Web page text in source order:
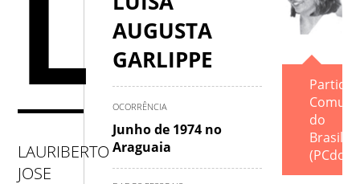
Q.R . S.T
W
.X. Y.Z
LAURIBERTO
JOSE
AUGUSTA
GARLIPPE
OCORRÊNCIA
Junho de 1974 no
Araguaia
Partido
do
Brasil